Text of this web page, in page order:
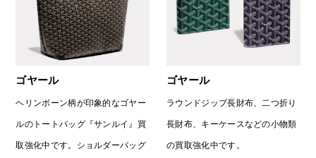
ゴヤール
ヘリンボーン柄が印象的なゴヤー
ルのトートバッグ『サンルイ』買
取強化中です。ショルダーバッグ
ゴヤール
ラウンドジップ長財布、二つ折り
長財布、キーケースなどの小物類
の買取強化中です。